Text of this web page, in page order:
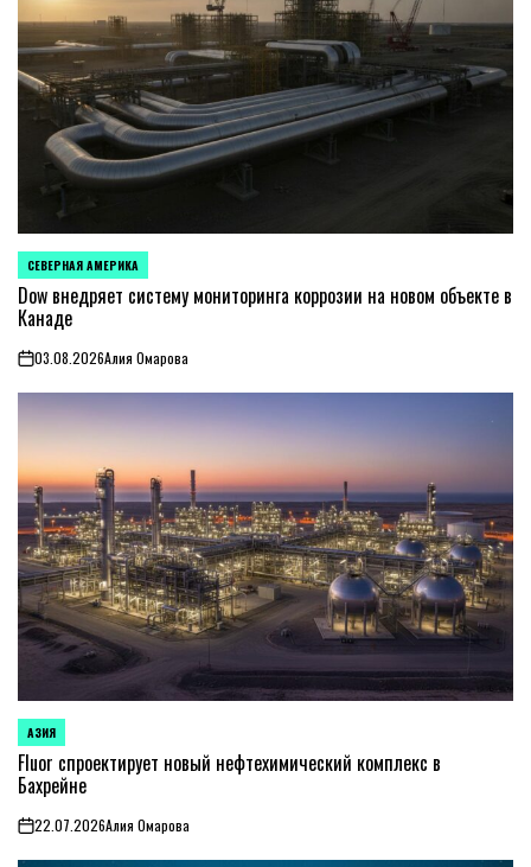
ОПУБЛИКОВАНО
В
СЕВЕРНАЯ АМЕРИКА
Dow внедряет систему мониторинга коррозии на новом объекте в
Канаде
on03.08.2026Алия Омарова
ОПУБЛИКОВАНО
В
АЗИЯ
Fluor спроектирует новый нефтехимический комплекс в
Бахрейне
on22.07.2026Алия Омарова